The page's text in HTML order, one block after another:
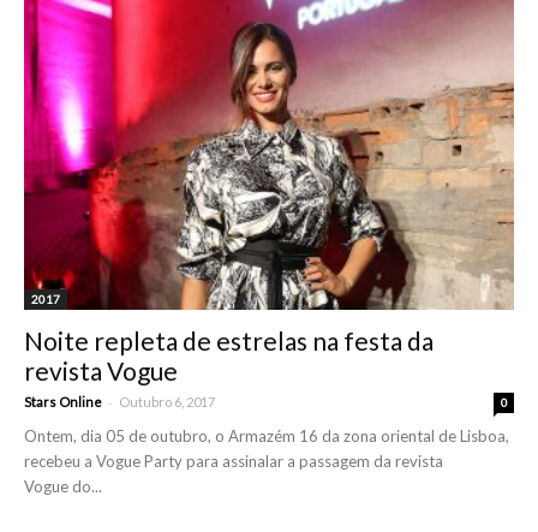
2017
Noite repleta de estrelas na festa da
revista Vogue
Stars Online - Outubro 6, 2017 0
Ontem, dia 05 de outubro, o Armazém 16 da zona oriental de Lisboa,
recebeu a Vogue Party para assinalar a passagem da revista
Vogue do...